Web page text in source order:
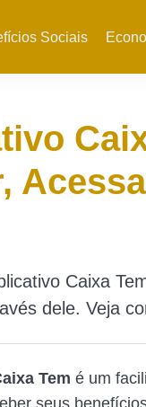
Sociais
Caixa
dele. Veja
Tem é um
seus